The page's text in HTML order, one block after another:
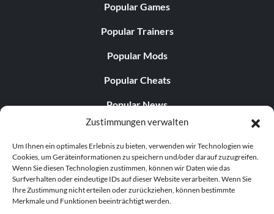
Zustimmungen verwalten
Um Ihnen ein optimales Erlebnis zu bieten, verwenden wir Technologien wie
Cookies, um Geräteinformationen zu speichern und/oder darauf zuzugreifen.
Wenn Sie diesen Technologien zustimmen, können wir Daten wie das
Surfverhalten oder eindeutige IDs auf dieser Website verarbeiten. Wenn Sie
Ihre Zustimmung nicht erteilen oder zurückziehen, können bestimmte
Merkmale und Funktionen beeinträchtigt werden.
Popular Games
Popular Trainers
Popular Mods
Popular Cheats
Popular News
Popular Editorials
Popular Free Games
LATEST UPDATES